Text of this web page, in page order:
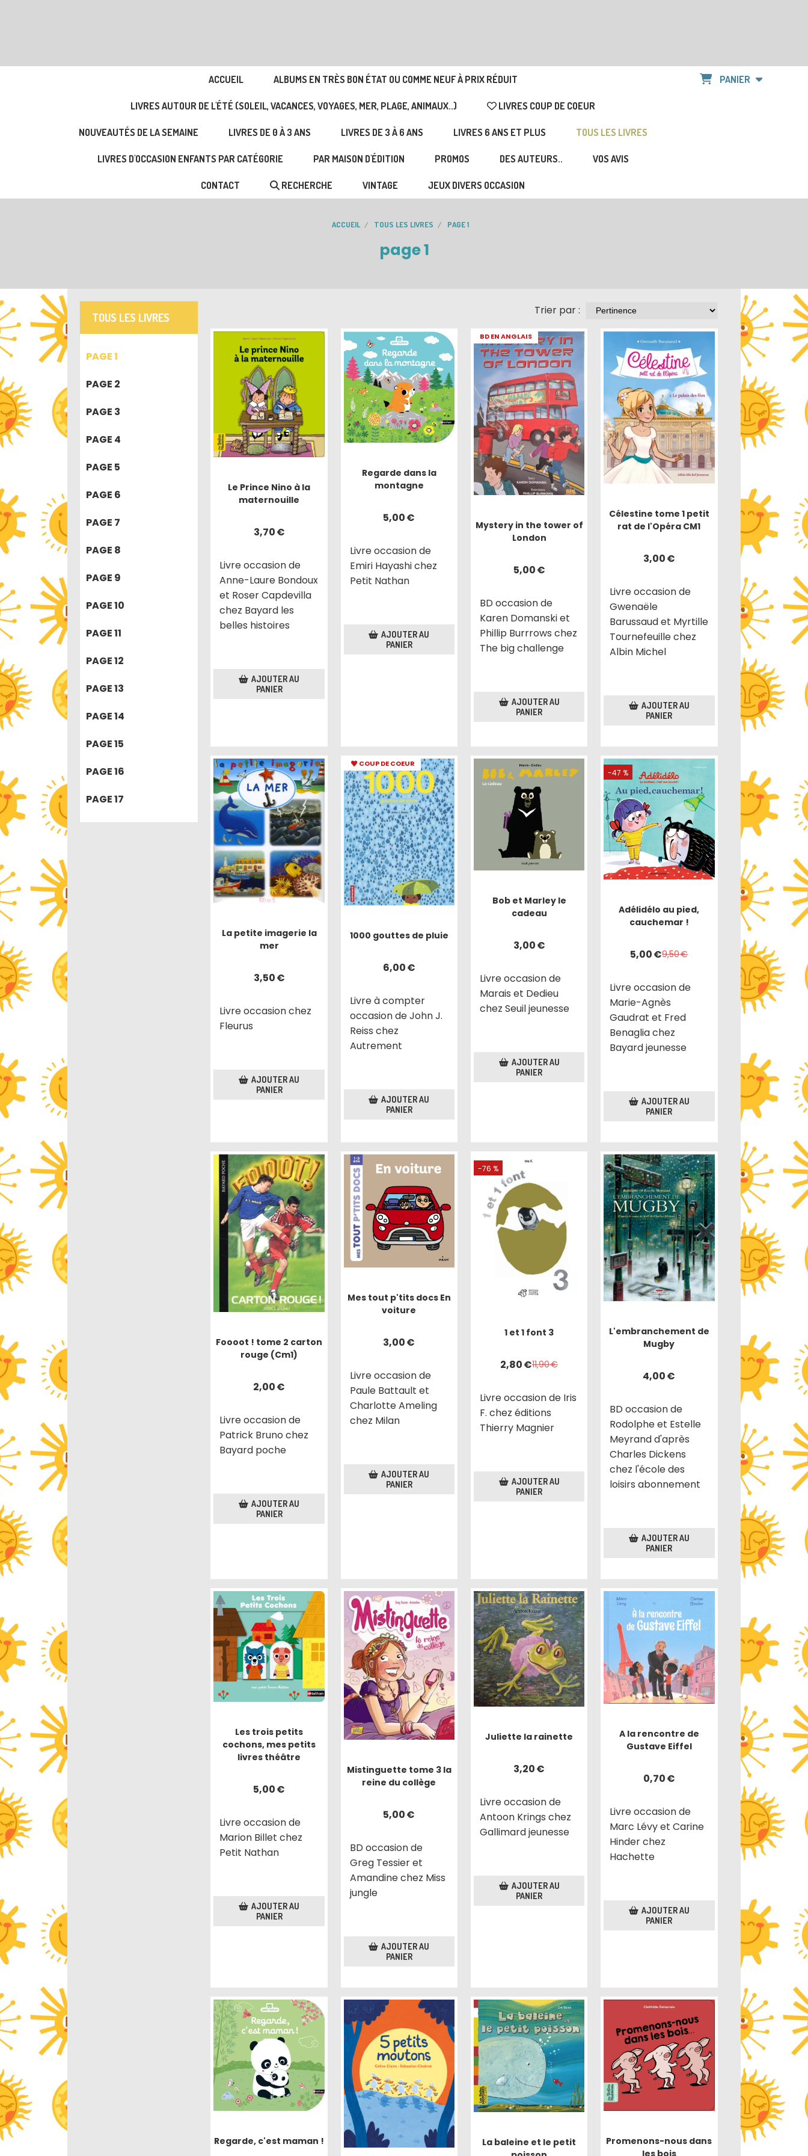
ACCUEIL ALBUMS EN TRÈS BON ÉTAT OU COMME NEUF À PRIX RÉDUIT
LIVRES AUTOUR DE L'ÉTÉ (SOLEIL, VACANCES, VOYAGES, MER, PLAGE, ANIMAUX..) LIVRES COUP DE COEUR
NOUVEAUTÉS DE LA SEMAINE LIVRES DE 0 À 3 ANS LIVRES DE 3 À 6 ANS LIVRES 6 ANS ET PLUS TOUS LES LIVRES
LIVRES D'OCCASION ENFANTS PAR CATÉGORIE PAR MAISON D'ÉDITION PROMOS DES AUTEURS.. VOS AVIS
CONTACT RECHERCHE VINTAGE JEUX DIVERS OCCASION
PANIER
TOUS LES LIVRES
PAGE 1
PAGE 2
PAGE 3
PAGE 4
PAGE 5
PAGE 6
PAGE 7
PAGE 8
PAGE 9
PAGE 10
PAGE 11
PAGE 12
PAGE 13
PAGE 14
PAGE 15
PAGE 16
PAGE 17
ACCUEIL TOUS LES LIVRES PAGE 1
page 1
Trier par :
Le Prince Nino à la
maternouille
3,70€
Livre occasion de
Anne-Laure Bondoux
et Roser Capdevilla
chez Bayard les
belles histoires
AJOUTER AU
PANIER
Regarde dans la
montagne
5,00€
Livre occasion de
Emiri Hayashi chez
Petit Nathan
AJOUTER AU
PANIER
BD EN ANGLAIS
Mystery in the tower of
London
5,00€
BD occasion de
Karen Domanski et
Phillip Burrrows chez
The big challenge
AJOUTER AU
PANIER
Célestine tome 1 petit
rat de l'Opéra CM1
3,00€
Livre occasion de
Gwenaële
Barussaud et Myrtille
Tournefeuille chez
Albin Michel
AJOUTER AU
PANIER
La petite imagerie la
mer
3,50€
Livre occasion chez
Fleurus
AJOUTER AU
PANIER
COUP DE COEUR
1000 gouttes de pluie
6,00€
Livre à compter
occasion de John J.
Reiss chez
Autrement
AJOUTER AU
PANIER
Bob et Marley le
cadeau
3,00€
Livre occasion de
Marais et Dedieu
chez Seuil jeunesse
AJOUTER AU
PANIER
-47 %
Adélidélo au pied,
cauchemar !
5,00€9,50€
Livre occasion de
Marie-Agnès
Gaudrat et Fred
Benaglia chez
Bayard jeunesse
AJOUTER AU
PANIER
Foooot ! tome 2 carton
rouge (Cm1)
2,00€
Livre occasion de
Patrick Bruno chez
Bayard poche
AJOUTER AU
PANIER
Mes tout p'tits docs En
voiture
3,00€
Livre occasion de
Paule Battault et
Charlotte Ameling
chez Milan
AJOUTER AU
PANIER
-76 %
1 et 1 font 3
2,80€11,90€
Livre occasion de Iris
F. chez éditions
Thierry Magnier
AJOUTER AU
PANIER
L'embranchement de
Mugby
4,00€
BD occasion de
Rodolphe et Estelle
Meyrand d'après
Charles Dickens
chez l'école des
loisirs abonnement
AJOUTER AU
PANIER
Les trois petits
cochons, mes petits
livres théâtre
5,00€
Livre occasion de
Marion Billet chez
Petit Nathan
AJOUTER AU
PANIER
Mistinguette tome 3 la
reine du collège
5,00€
BD occasion de
Greg Tessier et
Amandine chez Miss
jungle
AJOUTER AU
PANIER
Juliette la rainette
3,20€
Livre occasion de
Antoon Krings chez
Gallimard jeunesse
AJOUTER AU
PANIER
A la rencontre de
Gustave Eiffel
0,70€
Livre occasion de
Marc Lévy et Carine
Hinder chez
Hachette
AJOUTER AU
PANIER
Regarde, c'est maman !
La baleine et le petit
Promenons-nous dans
les bois